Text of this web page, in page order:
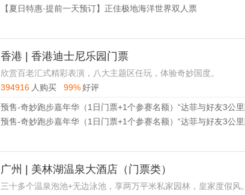
【夏日特惠·提前一天预订】正佳极地海洋世界双人票
香港 | 香港迪士尼乐园门票
欣赏百老汇式精彩表演，八大主题区任玩，体验奇妙国度。
394916 人购买 99%好评
广州 | 美林湖温泉大酒店（门票类）
三十多个温泉泡池+无边泳池，享两万平米私家园林，皇家度假风。